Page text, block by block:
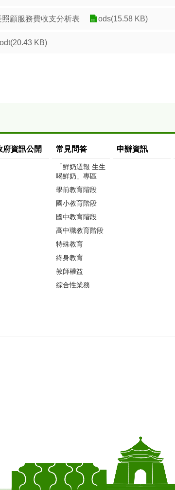
顧服務費收支分析表 ods(15.58 KB)
odt(20.43 KB)
府資訊公開 常見問答
「鮮奶週報 生生
喝鮮奶」專區
學前教育階段
國小教育階段
國中教育階段
高中職教育階段
特殊教育
終身教育
教師權益
綜合性業務
申辦資訊